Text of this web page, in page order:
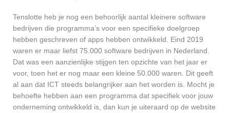
Tenslotte heb je nog een behoorlijk aantal kleinere software
bedrijven die programma’s voor een specifieke doelgroep
hebben geschreven of apps hebben ontwikkeld. Eind 2019
waren er maar liefst 75.000 software bedrijven in Nederland.
Dat was een aanzienlijke stijgen ten opzichte van het jaar er
voor, toen het er nog maar een kleine 50.000 waren. Dit geeft
al aan dat ICT steeds belangrijker aan het worden is. Mocht je
behoefte hebben aan een programma dat specifiek voor jouw
onderneming ontwikkeld is, dan kun je uiteraard op de website